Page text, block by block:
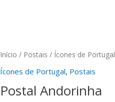
Início / Postais / Ícones de Portugal
Ícones de Portugal, Postais
Postal Andorinha
Quantidade
de
Andorinha